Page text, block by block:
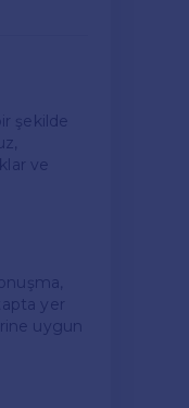
şekilde
ve
yer
uygun